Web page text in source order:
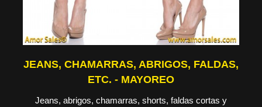
JEANS, CHAMARRAS, ABRIGOS, FALDAS,
ETC. - MAYOREO
Jeans, abrigos, chamarras, shorts, faldas cortas y